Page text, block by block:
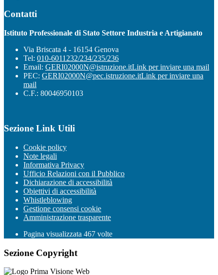
Contatti
Istituto Professionale di Stato Settore Industria e Artigianato
Via Briscata 4 - 16154 Genova
Tel: 010-6011232/234/235/236
Email: GERI02000N@istruzione.itLink per inviare una mail
PEC: GERI02000N@pec.istruzione.itLink per inviare una
mail
C.F.: 80046950103
Sezione Link Utili
Cookie policy
Note legali
Informativa Privacy
Ufficio Relazioni con il Pubblico
Dichiarazione di accessibilità
Obiettivi di accessibilità
Whistleblowing
Gestione consensi cookie
Amministrazione trasparente
Pagina visualizzata 467 volte
Sezione Copyright